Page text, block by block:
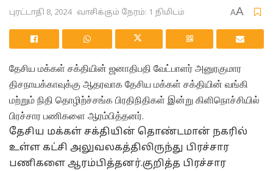
புரட்டாதி 8, 2024 வாசிக்கும் நேரம்: 1 நிமிடம் AA
தேசிய மக்கள் சக்தியின் ஜனாதிபதி வேட்பாளர் அனுரகுமார
திசநாயக்காவுக்கு ஆதரவாக தேசிய மக்கள் சக்தியின் வங்கி
மற்றும் நிதி தொழிற்ச்சங்க பிரதிநிதிகள் இன்று கிளிநொச்சியில்
பிரச்சார பணிகளை ஆரம்பித்தனர்.
தேசிய மக்கள் சக்தியின் தொண்டமான் நகரில்
உள்ள கட்சி அலுவலகத்திலிருந்து பிரச்சார
பணிகளை ஆரம்பித்தனர்.குறித்த பிரச்சார